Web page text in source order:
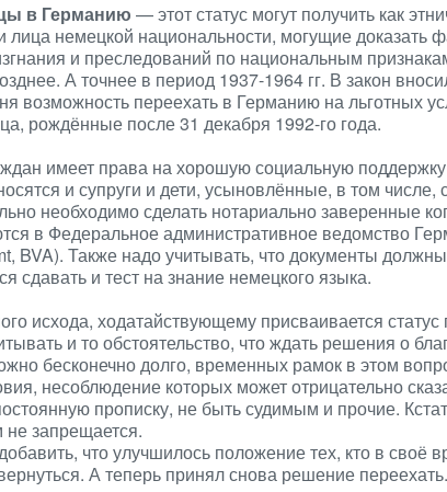
в Германию — этот статус могут получить как
лица немецкой национальности, могущие доказать
и преследований по национальным
А точнее в период 1937-1964 гг. В закон
возможность переехать в Германию на льготных
рождённые после 31 декабря 1992-го года.
имеет права на хорошую социальную
и супруги и дети, усыновлённые, в том числе,
необходимо сделать нотариально заверенные
в Федеральное административное ведомство
BVA). Также надо учитывать, что документы
сдавать и тест на знание немецкого языка.
исхода, ходатайствующему присваивается
и то обстоятельство, что ждать решения о
бесконечно долго, временных рамок в этом
несоблюдение которых может отрицательно
прописку, не быть судимым и прочие.
не запрещается.
что улучшилось положение тех, кто в своё
А теперь принял снова решение переехать.